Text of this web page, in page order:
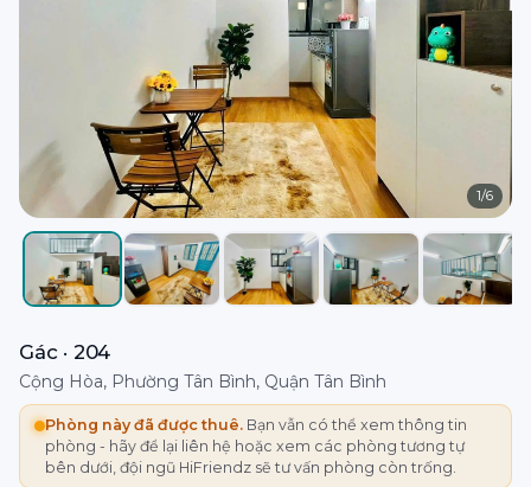
1/6
Gác · 204
Cộng Hòa, Phường Tân Bình, Quận Tân Bình
Phòng này đã được thuê. Bạn vẫn có thể xem thông tin
phòng - hãy để lại liên hệ hoặc xem các phòng tương tự
bên dưới, đội ngũ HiFriendz sẽ tư vấn phòng còn trống.